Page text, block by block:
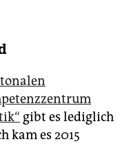
gibt es lediglich
kam es 2015